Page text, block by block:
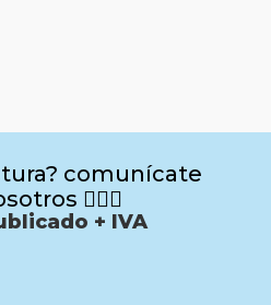
comunícate
🙋🏻‍♂️
+ IVA